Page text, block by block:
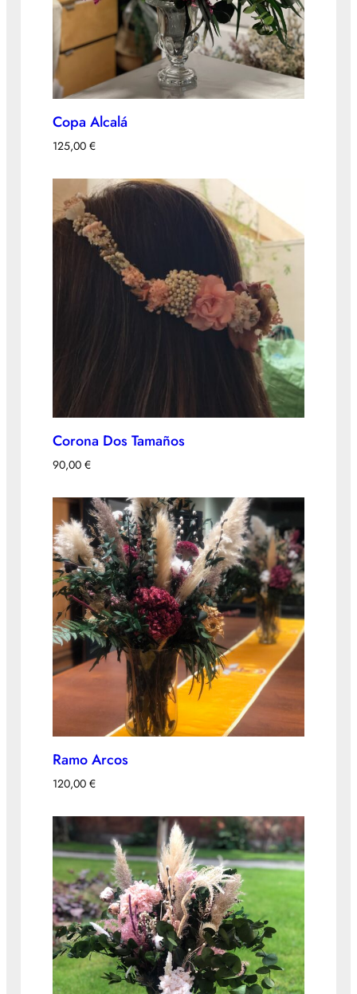
Copa Alcalá
125,00 €
Corona Dos Tamaños
90,00 €
Ramo Arcos
120,00 €